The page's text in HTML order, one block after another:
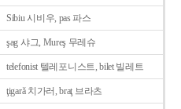
Sibiu 시비우, pas 파스
şag 샤그, Mureş 무레슈
telefonist 텔레포니스트, bilet 빌레트
ţigarǎ 치가러, braţ 브라츠